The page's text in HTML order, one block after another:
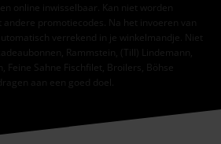
online inwisselbaar. Kan niet worden
promotiecodes. Na het invoeren van
verrekend in je winkelmandje. Niet
Rammstein, (Till) Lindemann,
Feine Sahne Fischfilet, Broilers, Böhse
aan een goed doel.